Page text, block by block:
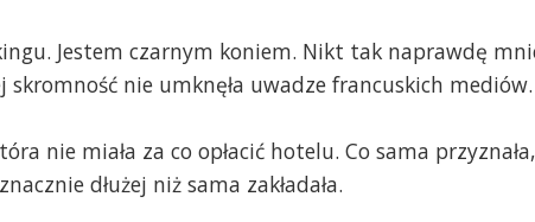
Jestem czarnym koniem. Nikt tak naprawdę
nie umknęła uwadze francuskich mediów.
nie miała za co opłacić hotelu. Co sama przyznała,
dłużej niż sama zakładała.